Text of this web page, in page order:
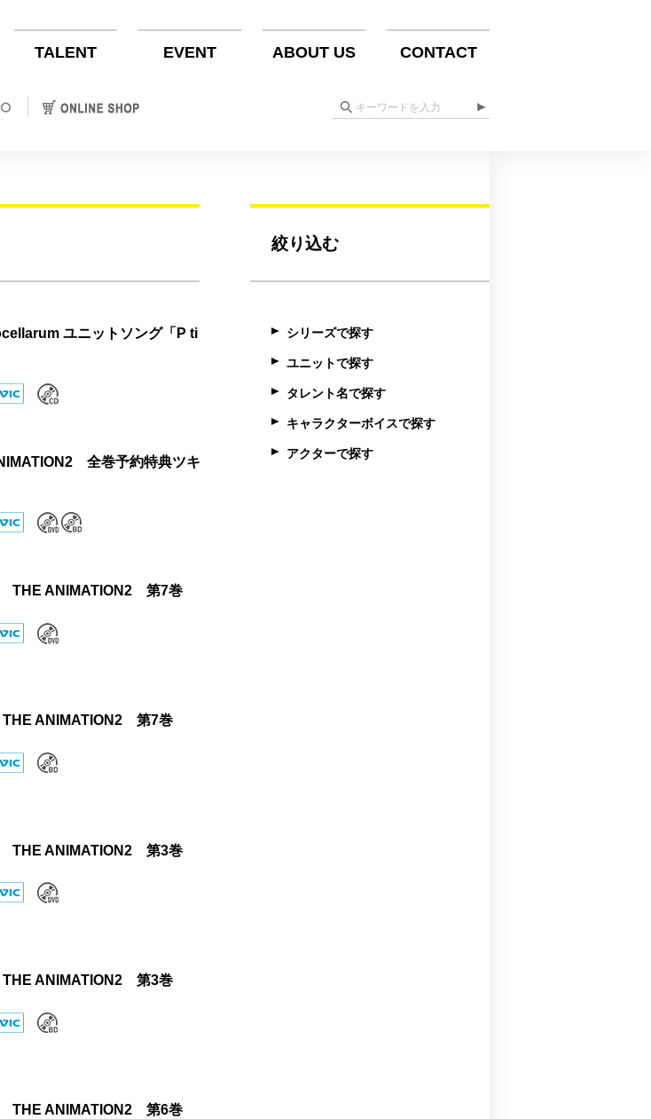
TALENT EVENT ABOUT US CONTACT
ユニットソング「P ti
全巻予約特典ツキ
THE ANIMATION2 第7巻
THE ANIMATION2 第7巻
THE ANIMATION2 第3巻
THE ANIMATION2 第3巻
THE ANIMATION2 第6巻
絞り込む
シリーズで探す
ユニットで探す
タレント名で探す
キャラクターボイスで探す
アクターで探す